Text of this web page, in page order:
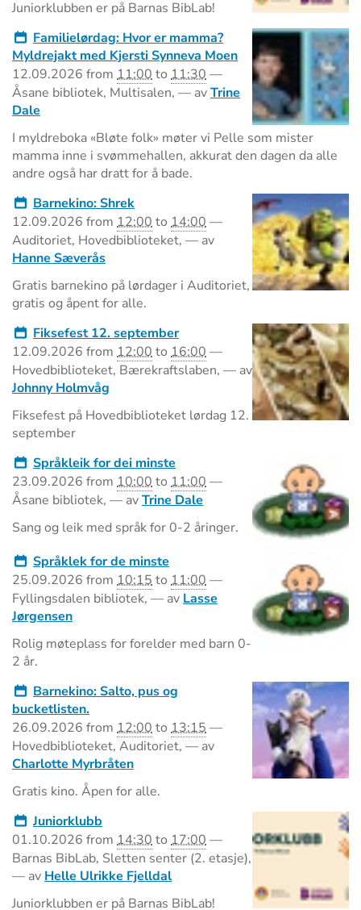
Juniorklubben er på Barnas BibLab!
Familielørdag: Hvor er mamma?
Myldrejakt med Kjersti Synneva Moen
12.09.2026 from 11:00to 11:30—
Åsane bibliotek, Multisalen, — avTrine
Dale
I myldreboka «Bløte folk» møter vi Pelle som mister
mamma inne i svømmehallen, akkurat den dagen da alle
andre også har dratt for å bade.
Barnekino: Shrek
12.09.2026 from 12:00to 14:00—
Auditoriet, Hovedbiblioteket, — av
Hanne Sæverås
Gratis barnekino på lørdager i Auditoriet,
gratis og åpent for alle.
Fiksefest 12. september
12.09.2026 from 12:00to 16:00—
Hovedbiblioteket, Bærekraftslaben, — av
Johnny Holmvåg
Fiksefest på Hovedbiblioteket lørdag 12.
september
Språkleik for dei minste
23.09.2026 from 10:00to 11:00—
Åsane bibliotek, — avTrine Dale
Sang og leik med språk for 0-2 åringer.
Språklek for de minste
25.09.2026 from 10:15to 11:00—
Fyllingsdalen bibliotek, — av Lasse
Jørgensen
Rolig møteplass for forelder med barn 0-
2 år.
Barnekino: Salto, pus og
bucketlisten.
26.09.2026 from 12:00to 13:15—
Hovedbiblioteket, Auditoriet, — av
Charlotte Myrbråten
Gratis kino. Åpen for alle.
Juniorklubb
01.10.2026 from 14:30to 17:00—
Barnas BibLab, Sletten senter (2. etasje),
— av Helle Ulrikke Fjelldal
Juniorklubben er på Barnas BibLab!